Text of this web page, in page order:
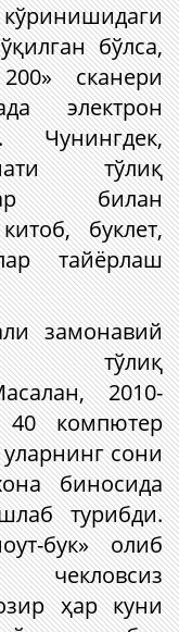
бўлса,
сканери
электрон
Чунингдек,
тўлиқ
билан
буклет,
тайёрлаш
замонавий
тўлиқ
2010-
40 компютер
уларнинг сони
биносида
турибди.
бук» олиб
чекловсиз
ҳар куни